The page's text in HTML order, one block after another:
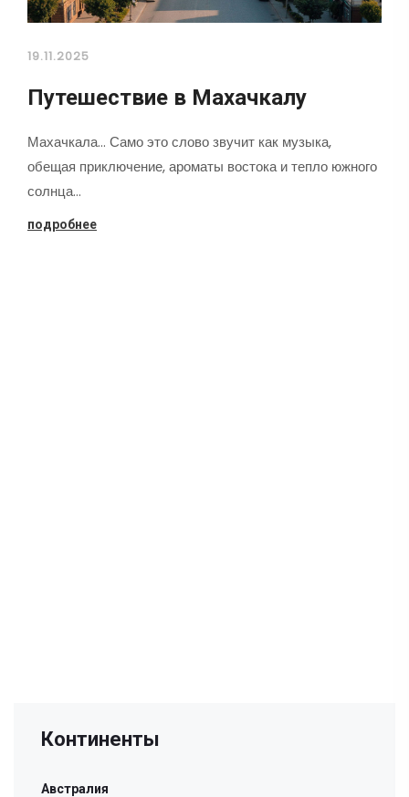
19.11.2025
Путешествие в Махачкалу
Махачкала... Само это слово звучит как музыка,
обещая приключение, ароматы востока и тепло южного
солнца…
подробнее
Континенты
Австралия